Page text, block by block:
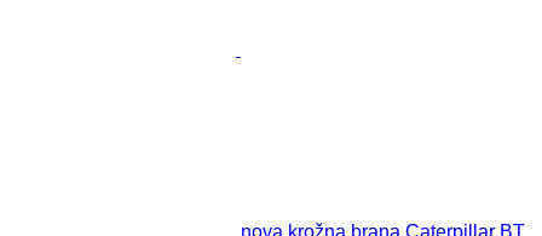
nova krožna brana Caterpillar BT